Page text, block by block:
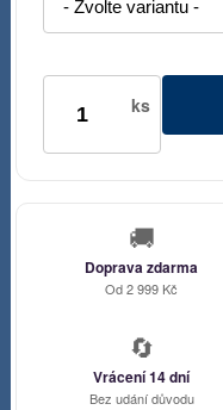
ks
🚚
Doprava zdarma
Od 2 999 Kč
🔄
Vrácení 14 dní
Bez udání důvodu